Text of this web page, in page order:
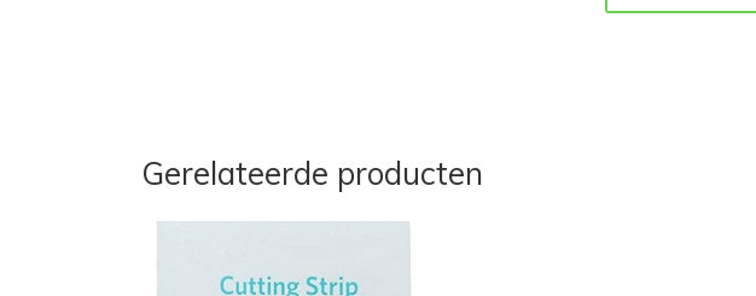
Gerelateerde producten